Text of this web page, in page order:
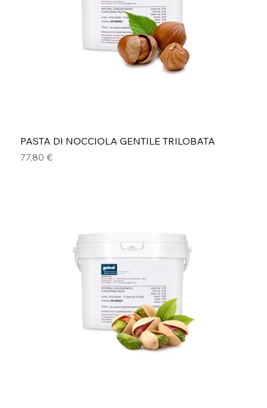
PASTA DI NOCCIOLA GENTILE TRILOBATA
Prezzo
77,80 €